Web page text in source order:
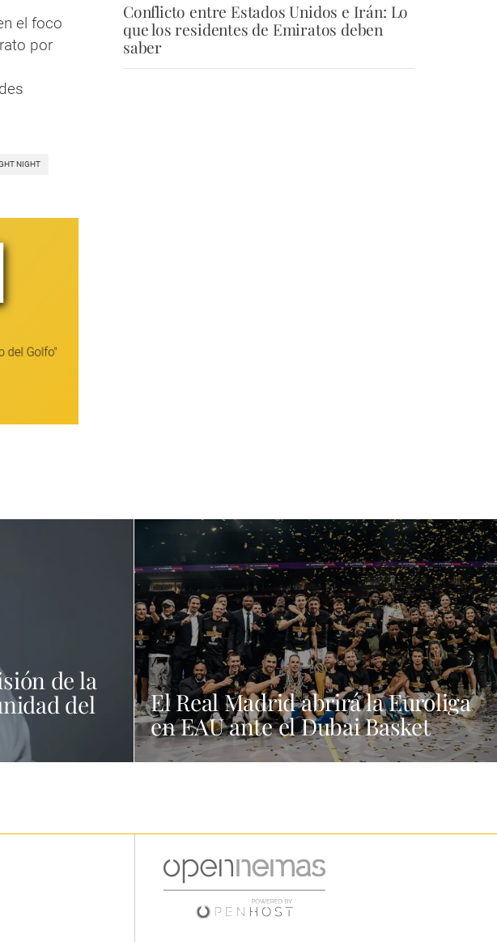
el foco
por
NIGHT
Conflicto entre Estados Unidos e Irán: Lo
que los residentes de Emiratos deben
saber
de la
del
El Real Madrid abrirá la Euroliga
en EAU ante el Dubai Basket